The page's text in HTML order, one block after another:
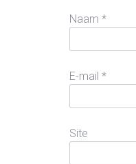
Naam *
E-mail *
Site